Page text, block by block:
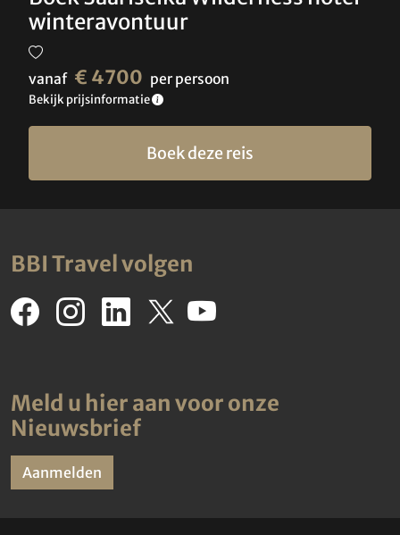
winteravontuur
vanaf € 4700 per persoon
Bekijk prijsinformatie
Boek deze reis
BBI Travel volgen
Meld u hier aan voor onze
Nieuwsbrief
Aanmelden